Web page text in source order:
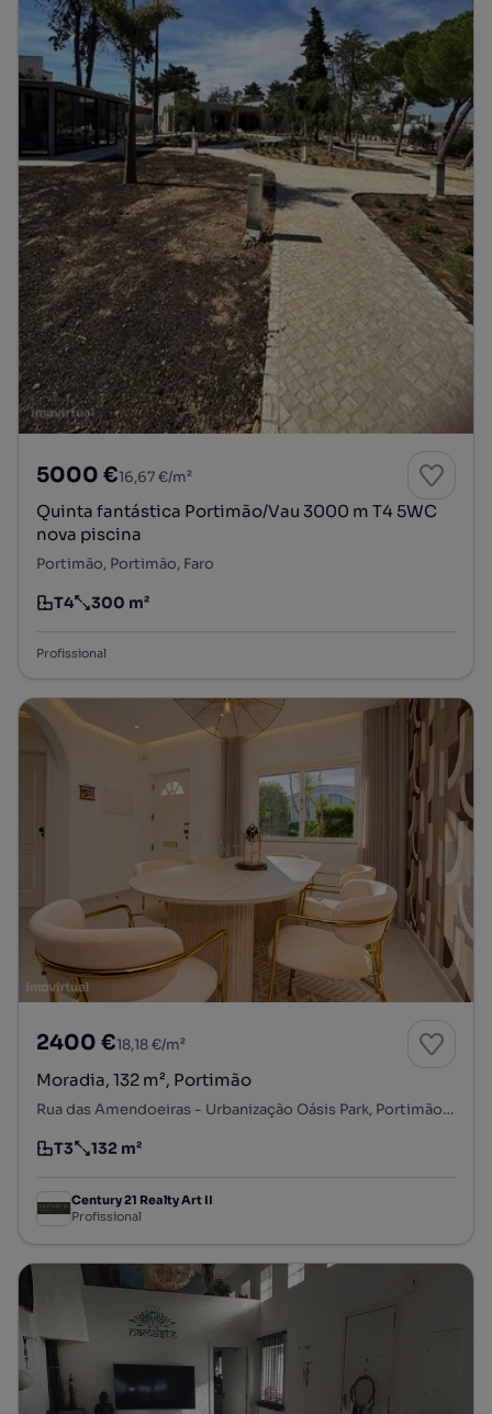
5000 €16,67 €/m²
Quinta fantástica Portimão/Vau 3000 m T4 5WC
nova piscina
Portimão, Portimão, Faro
Tipologia
T4
Preço por metro quadrado
300 m²
Profissional
2400 €18,18 €/m²
Moradia, 132 m², Portimão
Rua das Amendoeiras - Urbanização Oásis Park, Portimão, Portimão, Faro
Tipologia
T3
Preço por metro quadrado
132 m²
Century 21 Realty Art II
Profissional